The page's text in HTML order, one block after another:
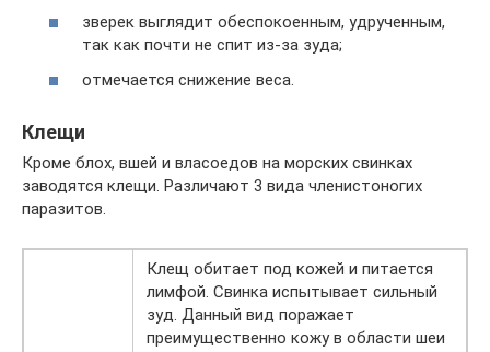
зверек выглядит обеспокоенным, удрученным,
так как почти не спит из-за зуда;
отмечается снижение веса.
Клещи
Кроме блох, вшей и власоедов на морских свинках
заводятся клещи. Различают 3 вида членистоногих
паразитов.
Клещ обитает под кожей и питается
лимфой. Свинка испытывает сильный
зуд. Данный вид поражает
преимущественно кожу в области шеи